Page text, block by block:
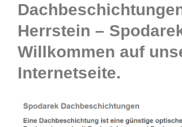
Herrstein –
Willkommen auf
Internetseite.